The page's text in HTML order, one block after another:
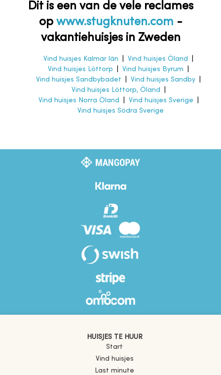
Dit is een van de vele reclames
op www.stugknuten.com -
vakantiehuisjes in Zweden
Vind huisjes Kalmar län Vind huisjes Öland
Vind huisjes Löttorp
Vind huisjes Byrum
Vind huisjes Sandbybadet
Vind huisjes Sandby
Vind huisjes Löttorp, Öland
Vind huisjes Norra Öland
Vind huisjes Sverige
Vind huisjes Södra Sverige
HUISJES TE HUUR
Start
Vind huisjes
Last minute